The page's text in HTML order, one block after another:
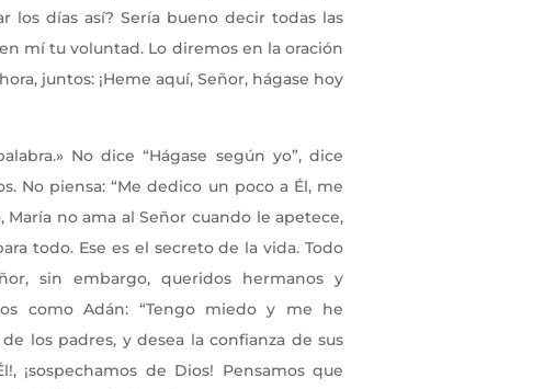
los días así? Sería bueno decir todas las
mí tu voluntad. Lo diremos en la oración
juntos: ¡Heme aquí, Señor, hágase hoy
No dice “Hágase según yo”, dice
No piensa: “Me dedico un poco a Él, me
no ama al Señor cuando le apetece,
todo. Ese es el secreto de la vida. Todo
sin embargo, queridos hermanos y
como Adán: “Tengo miedo y me he
los padres, y desea la confianza de sus
¡sospechamos de Dios! Pensamos que